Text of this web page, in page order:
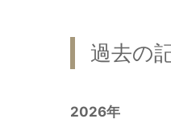
過去の
2026年